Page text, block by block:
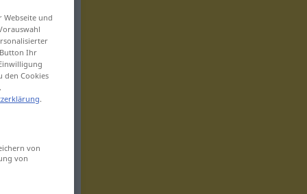
und
Ihr
den Cookies
.
von
von